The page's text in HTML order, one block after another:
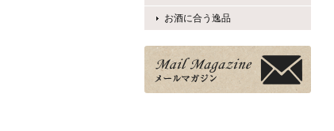
お酒に合う逸品